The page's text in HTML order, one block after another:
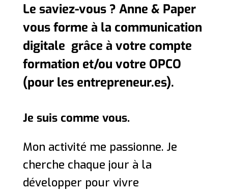
Le saviez-vous ? Anne & Paper
vous forme à la communication
digitale grâce à votre compte
formation et/ou votre OPCO
(pour les entrepreneur.es).
Je suis comme vous.
Mon activité me passionne. Je
cherche chaque jour à la
développer pour vivre